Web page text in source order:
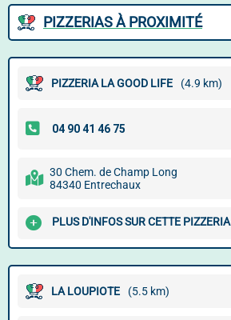
PIZZERIAS À PROXIMITÉ
PIZZERIA LA GOOD LIFE (4.9 km)
30 Chem. de Champ Long
84340 Entrechaux
PLUS D'INFOS SUR CETTE PIZZERIA
LA LOUPIOTE (5.5 km)